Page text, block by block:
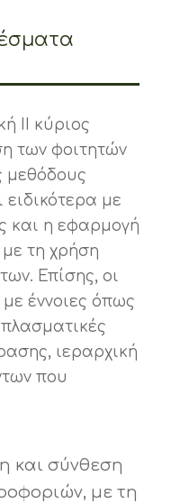
ΙΙ κύριος
των φοιτητών
μεθόδους
με
και η εφαρμογή
τη χρήση
Επίσης, οι
με έννοιες όπως
ιεραρχική
που
και σύνθεση
με τη